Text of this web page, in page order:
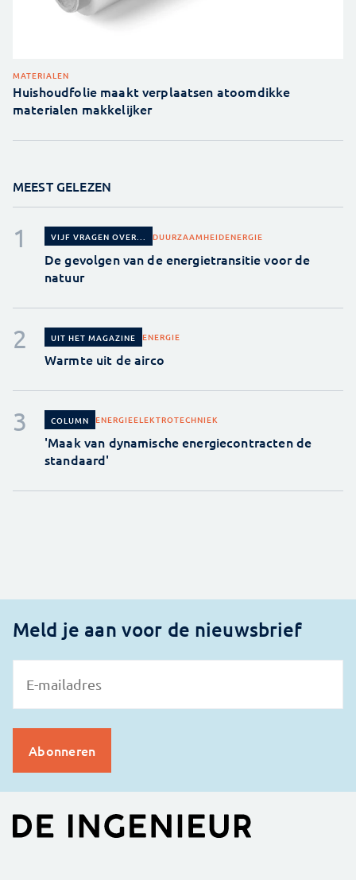
MATERIALEN
Huishoudfolie maakt verplaatsen atoomdikke
materialen makkelijker
MEEST GELEZEN
VIJF VRAGEN OVER... DUURZAAMHEIDENERGIE
De gevolgen van de energietransitie voor de
natuur
UIT HET MAGAZINE ENERGIE
Warmte uit de airco
COLUMN ENERGIEELEKTROTECHNIEK
'Maak van dynamische energiecontracten de
standaard'
Meld je aan voor de nieuwsbrief